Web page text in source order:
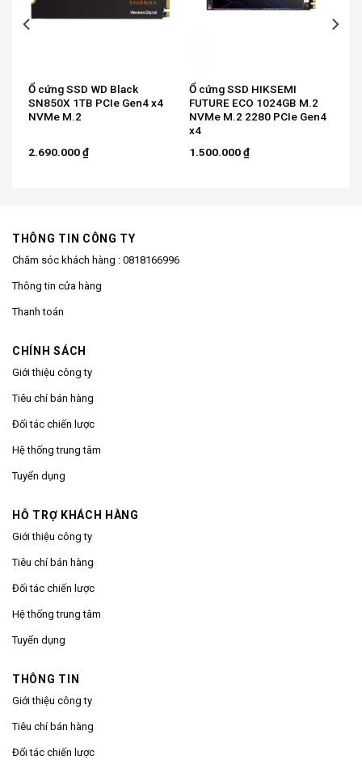
Ổ cứng SSD WD Black
SN850X 1TB PCIe Gen4 x4
NVMe M.2
2.690.000₫
Ổ cứng SSD HIKSEMI
FUTURE ECO 1024GB M.2
NVMe M.2 2280 PCIe Gen4
x4
1.500.000₫
THÔNG TIN CÔNG TY
Chăm sóc khách hàng : 0818166996
Thông tin cửa hàng
Thanh toán
CHÍNH SÁCH
Giới thiệu công ty
Tiêu chí bán hàng
Đối tác chiến lược
Hệ thống trung tâm
Tuyển dụng
HỖ TRỢ KHÁCH HÀNG
Giới thiệu công ty
Tiêu chí bán hàng
Đối tác chiến lược
Hệ thống trung tâm
Tuyển dụng
THÔNG TIN
Giới thiệu công ty
Tiêu chí bán hàng
Đối tác chiến lược